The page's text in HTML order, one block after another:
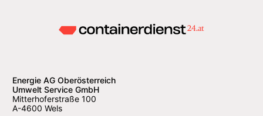
Energie AG Oberösterreich
Umwelt Service GmbH
Mitterhoferstraße 100
A-4600 Wels